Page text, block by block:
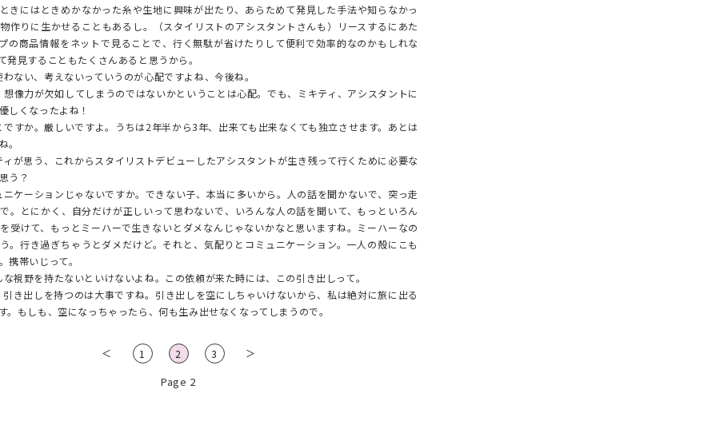
きにはときめかなかった糸や生地に興味が出たり、あらためて発見した手法や知らなかっ
作りに生かせることもあるし。（スタイリストのアシスタントさんも）リースするにあた
の商品情報をネットで見ることで、行く無駄が省けたりして便利で効率的なのかもしれな
発見することもたくさんあると思うから。
ない、考えないっていうのが心配ですよね、今後ね。
像力が欠如してしまうのではないかということは心配。でも、ミキティ、アシスタントに
しくなったよね！
すか。厳しいですよ。うちは2年半から3年、出来ても出来なくても独立させます。あとは
。
が思う、これからスタイリストデビューしたアシスタントが生き残って行くために必要な
う？
ケーションじゃないですか。できない子、本当に多いから。人の話を聞かないで、突っ走
。とにかく、自分だけが正しいって思わないで、いろんな人の話を聞いて、もっといろん
受けて、もっとミーハーで生きないとダメなんじゃないかなと思いますね。ミーハーなの
。行き過ぎちゃうとダメだけど。それと、気配りとコミュニケーション。一人の殻にこも
携帯いじって。
視野を持たないといけないよね。この依頼が来た時には、この引き出しって。
き出しを持つのは大事ですね。引き出しを空にしちゃいけないから、私は絶対に旅に出る
。もしも、空になっちゃったら、何も生み出せなくなってしまうので。
＜ 1 2 3 ＞
Page 2